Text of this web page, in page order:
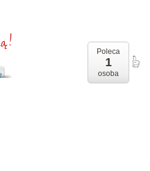
Poleca
1
osoba